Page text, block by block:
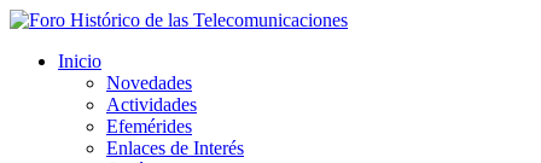
Inicio
Novedades
Actividades
Efemérides
Enlaces de Interés